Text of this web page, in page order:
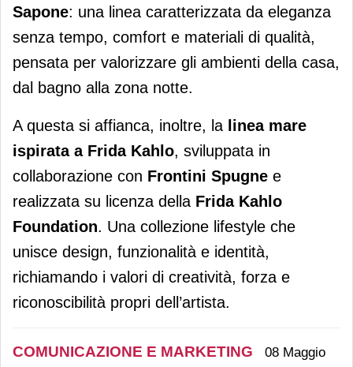
Sapone: una linea caratterizzata da eleganza
senza tempo, comfort e materiali di qualità,
pensata per valorizzare gli ambienti della casa,
dal bagno alla zona notte.
A questa si affianca, inoltre, la linea mare
ispirata a Frida Kahlo, sviluppata in
collaborazione con Frontini Spugne e
realizzata su licenza della Frida Kahlo
Foundation. Una collezione lifestyle che
unisce design, funzionalità e identità,
richiamando i valori di creatività, forza e
riconoscibilità propri dell’artista.
COMUNICAZIONE E MARKETING
08 Maggio